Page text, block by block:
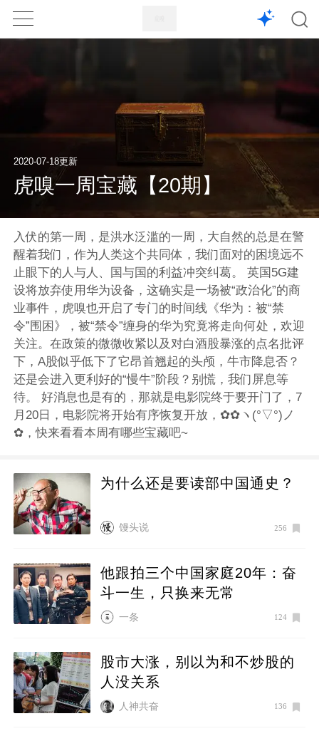
1X
2020-07-18更新
虎嗅一周宝藏【20期】
入伏的第一周，是洪水泛滥的一周，大自然的总是在警
醒着我们，作为人类这个共同体，我们面对的困境远不
止眼下的人与人、国与国的利益冲突纠葛。 英国5G建
设将放弃使用华为设备，这确实是一场被“政治化”的商
业事件，虎嗅也开启了专门的时间线《华为：被“禁
令”围困》，被“禁令”缠身的华为究竟将走向何处，欢迎
关注。在政策的微微收紧以及对白酒股暴涨的点名批评
下，A股似乎低下了它昂首翘起的头颅，牛市降息否？
还是会进入更利好的“慢牛”阶段？别慌，我们屏息等
待。 好消息也是有的，那就是电影院终于要开门了，7
月20日，电影院将开始有序恢复开放，✿✿ヽ(°▽°)ノ
✿，快来看看本周有哪些宝藏吧~
为什么还是要读部中国通史？
馒头说 256
他跟拍三个中国家庭20年：奋
斗一生，只换来无常
一条 124
股市大涨，别以为和不炒股的
人没关系
人神共奋 136